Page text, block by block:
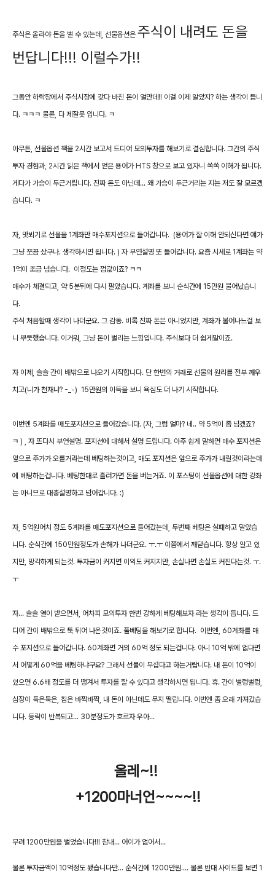
주식은 올라야 돈을 벌 수 있는데, 선물옵션은 주식이 내려도 돈을
번답니다!!! 이럴수가!!
그동안 하락장에서 주식시장에 갖다 바친 돈이 얼만데!! 이걸 이제 알았지? 하는 생각이 듭니
다. ㅋㅋㅋ 물론, 다 제잘못 입니다. ㅋ
아무튼, 선물옵션 책을 2시간 보고서 드디어 모의투자를 해보기로 결심합니다. 그간의 주식
투자 경험과, 2시간 읽은 책에서 얻은 용어가 HTS 창으로 보고 있자니 쏙쏙 이해가 됩니다.
게다가 가슴이 두근거립니다. 진짜 돈도 아닌데... 왜 가슴이 두근거리는 지는 저도 잘 모르겠
습니다. ㅋ
자, 맛뵈기로 선물을 1계좌만 매수포지션으로 들어갑니다. (용어가 잘 이해 안되신다면 얘가
그냥 쪼끔 샀구나. 생각하시면 됩니다. ) 자 부연설명 또 들어갑니다. 요즘 시세로 1계좌는 약
1억이 조금 넘습니다. 이정도는 껌값이죠? ㅋㅋ
매수가 체결되고, 약 5분뒤에 다시 팔았습니다. 계좌를 보니 순식간에 15만원 불어났습니
다.
주식 처음할때 생각이 나더군요. 그 감동. 비록 진짜 돈은 아니었지만, 계좌가 불어나느걸 보
니 뿌듯했습니다. 이거뭐, 그냥 돈이 벌리는 느낌입니다. 주식보다 더 쉽게말이죠.
자 이제, 슬슬 간이 배밖으로 나오기 시작합니다. 단 한번의 거래로 선물의 원리를 전부 깨우
치고(니가 천재냐? -_-) 15만원의 이득을 보니 욕심도 더 나기 시작합니다.
이번엔 5계좌를 매도포지션으로 들어갔습니다. (자, 그럼 얼마? 네.. 약 5억이 좀 넘겠죠?
ㅋ ) , 자 또다시 부연설명. 포지션에 대해서 설명 드립니다. 아주 쉽게 말하면 매수 포지션은
앞으로 주가가 오를거라는데 베팅하는것이고, 매도 포지션은 앞으로 주가가 내릴것이라는데
에 베팅하는겁니다. 베팅한대로 흘러가면 돈을 버는거죠. 이 포스팅이 선물옵션에 대한 강좌
는 아니므로 대충설명하고 넘어갑니다. :)
자, 5억원어치 정도 5계좌를 매도포지션으로 들어갔는데, 두번째 베팅은 실패하고 말았습
니다. 순식간에 150만원정도가 손해가 나더군요. ㅜ.ㅜ 이쯤에서 깨닫습니다. 항상 알고 있
지만, 망각하게 되는것. 투자금이 커지면 이익도 커지지만, 손실나면 손실도 커진다는것. ㅜ.
ㅜ
자... 슬슬 열이 받으면서, 어차피 모의투자 한번 강하게 베팅해보자 라는 생각이 듭니다. 드
디어 간이 배밖으로 툭 튀어 나온것이죠. 풀베팅을 해보기로 합니다. 이번엔, 60계좌를 매
수 포지션으로 들어갑니다. 60계좌면 거의 60억 정도 되는겁니다. 아니 10억 밖에 없다면
서 어떻게 60억을 베팅하냐구요? 그래서 선물이 무섭다고 하는거랍니다. 내 돈이 10억이
있으면 6.6배 정도를 더 땡겨서 투자를 할 수 있다고 생각하시면 됩니다. 휴. 간이 벌렁벌렁,
심장이 둑은둑은, 침은 바짝바짝, 내 돈이 아닌데도 무지 떨립니다. 이번엔 좀 오래 가져갔습
니다. 등락이 반복되고... 30분정도가 흐르자 우아...
올레~!!
+1200마너언~~~~!!
무려 1200만원을 벌었습니다!!! 참내... 어이가 없어서...
물론 투자금액이 10억정도 됐습니다만... 순식간에 1200만원.... 물론 반대 사이드를 보면 1